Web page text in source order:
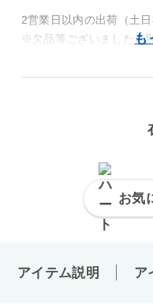
2営業日以内の出荷（土日
※欠品等ございましたら
お気
アイテム説明 ア